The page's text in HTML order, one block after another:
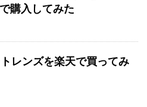
購入してみた
レンズを楽天で買ってみ